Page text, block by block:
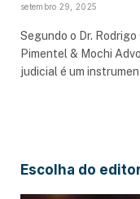
setembro 29, 2025
Segundo o Dr.
Pimentel & Mochi
judicial é um
Escolha do